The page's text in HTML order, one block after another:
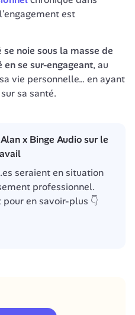
est
se noie sous la masse de
se sur-engageant, au
vie personnelle… en ayant
sa santé.
x Binge Audio sur le
seraient en situation
professionnel.